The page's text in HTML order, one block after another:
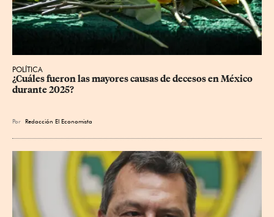
POLÍTICA
¿Cuáles fueron las mayores causas de decesos en México
durante 2025?
Por Redacción El Economista